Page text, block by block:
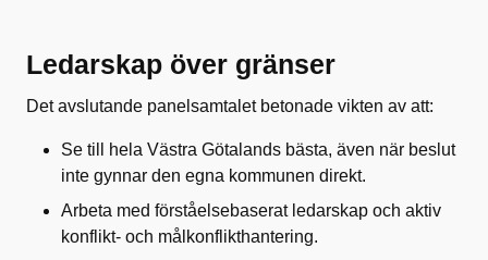
Ledarskap över gränser
Det avslutande panelsamtalet betonade vikten av att:
Se till hela Västra Götalands bästa, även när beslut
inte gynnar den egna kommunen direkt.
Arbeta med förståelsebaserat ledarskap och aktiv
konflikt- och målkonflikthantering.